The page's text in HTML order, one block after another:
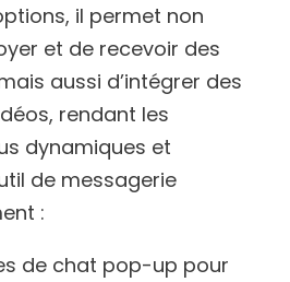
il permet non
et de recevoir des
aussi d’intégrer des
rendant les
dynamiques et
de messagerie
:
de chat pop-up pour